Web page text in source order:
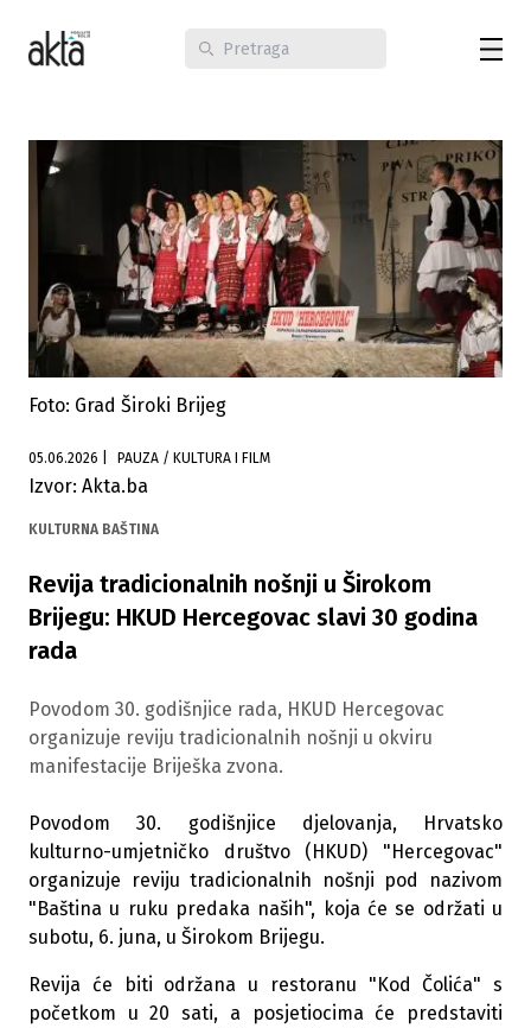
Foto: Grad Široki Brijeg
05.06.2026 PAUZA / KULTURA I FILM
Izvor: Akta.ba
KULTURNA BAŠTINA
Revija tradicionalnih nošnji u Širokom
Brijegu: HKUD Hercegovac slavi 30 godina
rada
Povodom 30. godišnjice rada, HKUD Hercegovac
organizuje reviju tradicionalnih nošnji u okviru
manifestacije Briješka zvona.
Povodom 30. godišnjice djelovanja, Hrvatsko
kulturno-umjetničko društvo (HKUD) "Hercegovac"
organizuje reviju tradicionalnih nošnji pod nazivom
"Baština u ruku predaka naših", koja će se održati u
subotu, 6. juna, u Širokom Brijegu.
Revija će biti održana u restoranu "Kod Čolića" s
početkom u 20 sati, a posjetiocima će predstaviti